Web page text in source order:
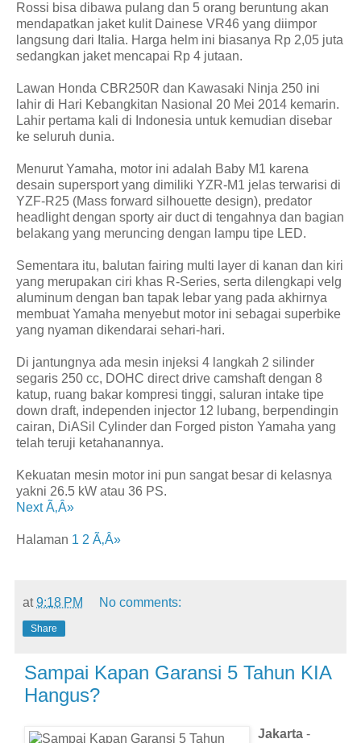
Rossi bisa dibawa pulang dan 5 orang beruntung akan
mendapatkan jaket kulit Dainese VR46 yang diimpor
langsung dari Italia. Harga helm ini biasanya Rp 2,05 juta
sedangkan jaket mencapai Rp 4 jutaan.
Lawan Honda CBR250R dan Kawasaki Ninja 250 ini
lahir di Hari Kebangkitan Nasional 20 Mei 2014 kemarin.
Lahir pertama kali di Indonesia untuk kemudian disebar
ke seluruh dunia.
Menurut Yamaha, motor ini adalah Baby M1 karena
desain supersport yang dimiliki YZR-M1 jelas terwarisi di
YZF-R25 (Mass forward silhouette design), predator
headlight dengan sporty air duct di tengahnya dan bagian
belakang yang meruncing dengan lampu tipe LED.
Sementara itu, balutan fairing multi layer di kanan dan kiri
yang merupakan ciri khas R-Series, serta dilengkapi velg
aluminum dengan ban tapak lebar yang pada akhirnya
membuat Yamaha menyebut motor ini sebagai superbike
yang nyaman dikendarai sehari-hari.
Di jantungnya ada mesin injeksi 4 langkah 2 silinder
segaris 250 cc, DOHC direct drive camshaft dengan 8
katup, ruang bakar kompresi tinggi, saluran intake tipe
down draft, independen injector 12 lubang, berpendingin
cairan, DiASil Cylinder dan Forged piston Yamaha yang
telah teruji ketahanannya.
Kekuatan mesin motor ini pun sangat besar di kelasnya
yakni 26.5 kW atau 36 PS.
Next Ã‚Â»
Halaman 1 2 Ã‚Â»
at9:18 PM No comments:
Share
Sampai Kapan Garansi 5 Tahun KIA
Hangus?
Jakarta -